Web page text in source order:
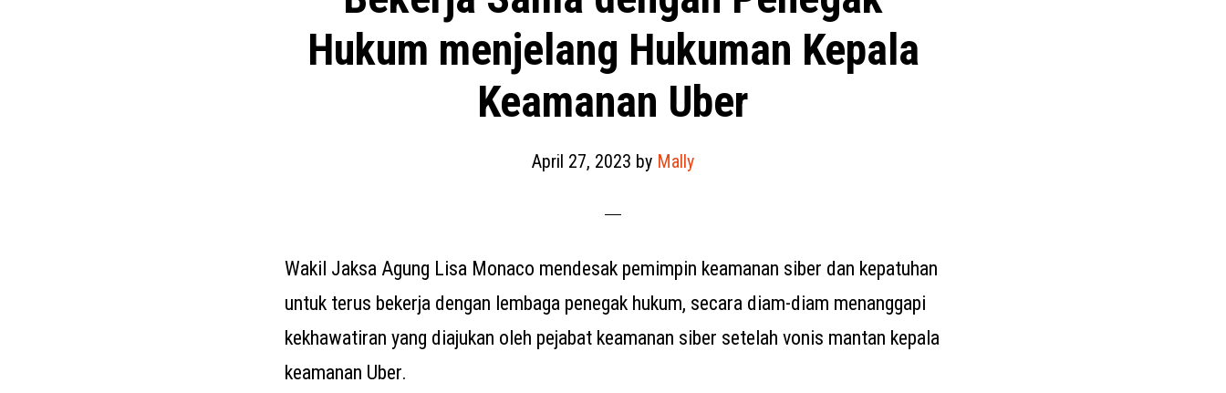
Hukum menjelang Hukuman Kepala
Keamanan Uber
April 27, 2023 by Mally
Wakil Jaksa Agung Lisa Monaco mendesak pemimpin keamanan siber dan kepatuhan
untuk terus bekerja dengan lembaga penegak hukum, secara diam-diam menanggapi
kekhawatiran yang diajukan oleh pejabat keamanan siber setelah vonis mantan kepala
keamanan Uber.